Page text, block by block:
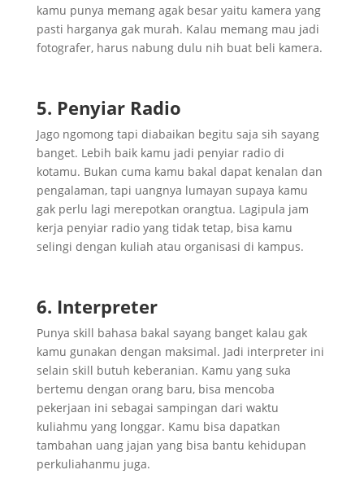
kamu punya memang agak besar yaitu kamera yang
pasti harganya gak murah. Kalau memang mau jadi
fotografer, harus nabung dulu nih buat beli kamera.
5. Penyiar Radio
Jago ngomong tapi diabaikan begitu saja sih sayang
banget. Lebih baik kamu jadi penyiar radio di
kotamu. Bukan cuma kamu bakal dapat kenalan dan
pengalaman, tapi uangnya lumayan supaya kamu
gak perlu lagi merepotkan orangtua. Lagipula jam
kerja penyiar radio yang tidak tetap, bisa kamu
selingi dengan kuliah atau organisasi di kampus.
6. Interpreter
Punya skill bahasa bakal sayang banget kalau gak
kamu gunakan dengan maksimal. Jadi interpreter ini
selain skill butuh keberanian. Kamu yang suka
bertemu dengan orang baru, bisa mencoba
pekerjaan ini sebagai sampingan dari waktu
kuliahmu yang longgar. Kamu bisa dapatkan
tambahan uang jajan yang bisa bantu kehidupan
perkuliahanmu juga.